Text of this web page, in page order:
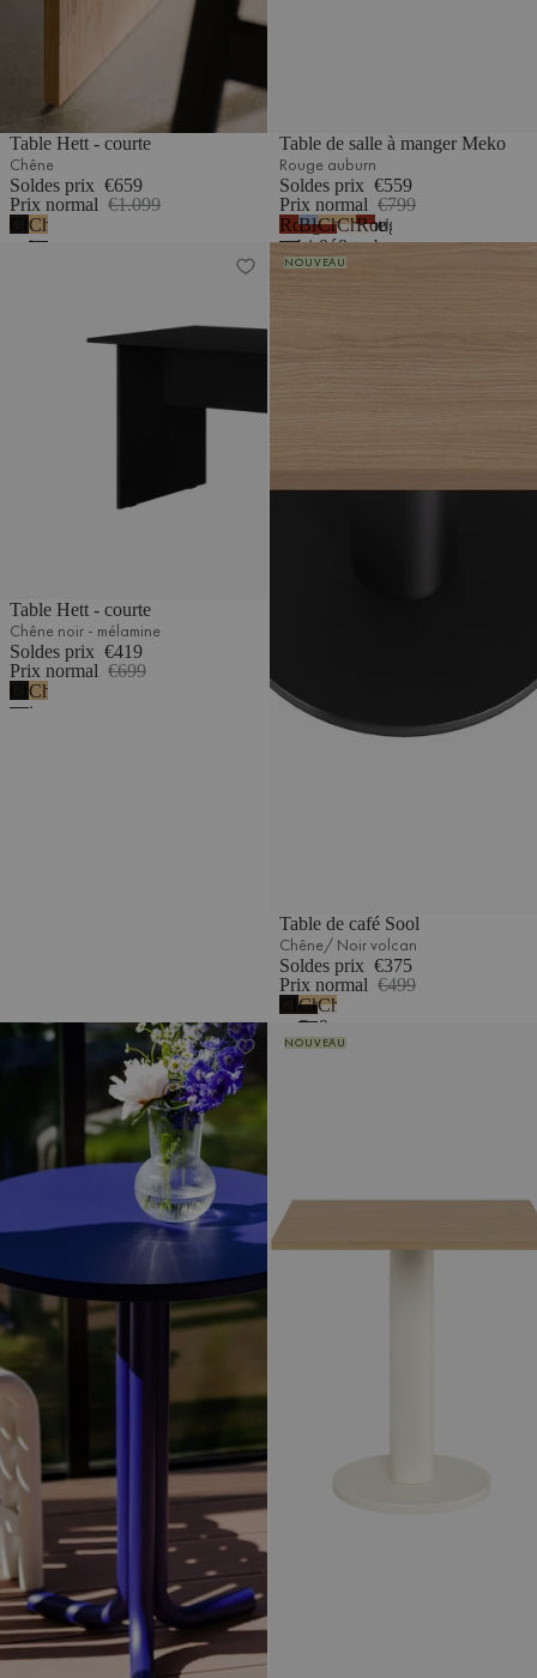
Table Hett - courte
Chêne
Soldes prix €659
Prix normal €1.099
Chêne
noir
Chêne
Table de salle à manger Meko
Rouge auburn
Soldes prix €559
Prix normal €799
Rouge
auburn
Bleu
givré
&
Chêne
&
Rouge
Chêne
&
Beige
Rouge
auburn
1
Table Hett - courte
Chêne noir - mélamine
Soldes prix €419
Prix normal €699
Chêne
noir
Chêne
NOUVEAU
Table de café Sool
Chêne/ Noir volcan
Soldes prix €375
Prix normal €499
Chêne
noir
-
Chêne
&
Noir
Chêne
&
Beige
Table de bistrot Nokk
NOUVEAU